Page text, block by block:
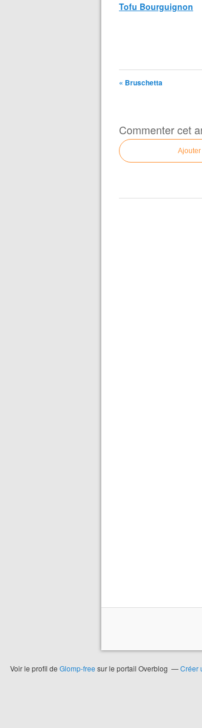
Tofu Bourguignon
« Bruschetta
Commenter cet
Voir le profil de Glomp-free sur le portail Overblog Créer